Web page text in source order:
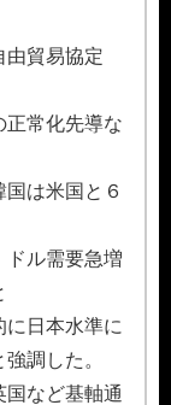
貿易協定
常化先導な
は米国と６
ドル需要急増
日本水準に
調した。
国など基軸通